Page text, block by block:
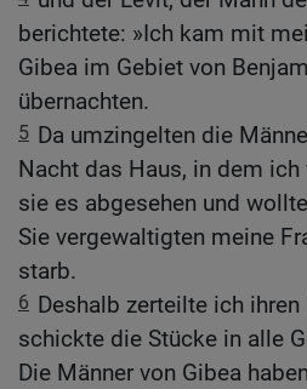
berichtete: »Ich kam mit
Gibea im Gebiet von
übernachten.
5 Da umzingelten die
Nacht das Haus, in dem
sie es abgesehen und
Sie vergewaltigten meine
starb.
6 Deshalb zerteilte ich
schickte die Stücke in alle
Die Männer von Gibea